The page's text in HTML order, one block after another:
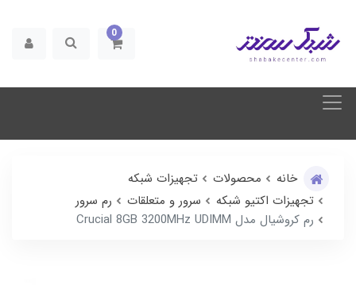
0
خانه محصولات
تجهیزات شبکه
تجهیزات اکتیو شبکه
سرور و متعلقات
رم سرور
رم کروشیال مدل Crucial 8GB 3200MHz UDIMM